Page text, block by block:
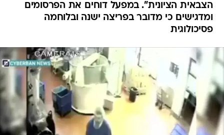
הצבאית הציונית". במפעל דוחים את הפרסומים
ומדגישים כי מדובר בפריצה ישנה ובלוחמה
פסיכולוגית